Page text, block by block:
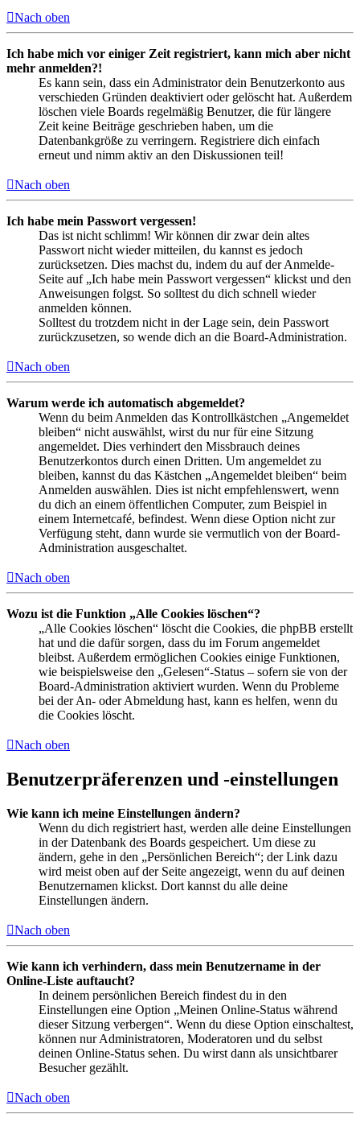
Nach oben
Ich habe mich vor einiger Zeit registriert, kann mich aber nicht
mehr anmelden?!
Es kann sein, dass ein Administrator dein Benutzerkonto aus
verschieden Gründen deaktiviert oder gelöscht hat. Außerdem
löschen viele Boards regelmäßig Benutzer, die für längere
Zeit keine Beiträge geschrieben haben, um die
Datenbankgröße zu verringern. Registriere dich einfach
erneut und nimm aktiv an den Diskussionen teil!
Nach oben
Ich habe mein Passwort vergessen!
Das ist nicht schlimm! Wir können dir zwar dein altes
Passwort nicht wieder mitteilen, du kannst es jedoch
zurücksetzen. Dies machst du, indem du auf der Anmelde-
Seite auf „Ich habe mein Passwort vergessen“ klickst und den
Anweisungen folgst. So solltest du dich schnell wieder
anmelden können.
Solltest du trotzdem nicht in der Lage sein, dein Passwort
zurückzusetzen, so wende dich an die Board-Administration.
Nach oben
Warum werde ich automatisch abgemeldet?
Wenn du beim Anmelden das Kontrollkästchen „Angemeldet
bleiben“ nicht auswählst, wirst du nur für eine Sitzung
angemeldet. Dies verhindert den Missbrauch deines
Benutzerkontos durch einen Dritten. Um angemeldet zu
bleiben, kannst du das Kästchen „Angemeldet bleiben“ beim
Anmelden auswählen. Dies ist nicht empfehlenswert, wenn
du dich an einem öffentlichen Computer, zum Beispiel in
einem Internetcafé, befindest. Wenn diese Option nicht zur
Verfügung steht, dann wurde sie vermutlich von der Board-
Administration ausgeschaltet.
Nach oben
Wozu ist die Funktion „Alle Cookies löschen“?
„Alle Cookies löschen“ löscht die Cookies, die phpBB erstellt
hat und die dafür sorgen, dass du im Forum angemeldet
bleibst. Außerdem ermöglichen Cookies einige Funktionen,
wie beispielsweise den „Gelesen“-Status – sofern sie von der
Board-Administration aktiviert wurden. Wenn du Probleme
bei der An- oder Abmeldung hast, kann es helfen, wenn du
die Cookies löscht.
Nach oben
Benutzerpräferenzen und -einstellungen
Wie kann ich meine Einstellungen ändern?
Wenn du dich registriert hast, werden alle deine Einstellungen
in der Datenbank des Boards gespeichert. Um diese zu
ändern, gehe in den „Persönlichen Bereich“; der Link dazu
wird meist oben auf der Seite angezeigt, wenn du auf deinen
Benutzernamen klickst. Dort kannst du alle deine
Einstellungen ändern.
Nach oben
Wie kann ich verhindern, dass mein Benutzername in der
Online-Liste auftaucht?
In deinem persönlichen Bereich findest du in den
Einstellungen eine Option „Meinen Online-Status während
dieser Sitzung verbergen“. Wenn du diese Option einschaltest,
können nur Administratoren, Moderatoren und du selbst
deinen Online-Status sehen. Du wirst dann als unsichtbarer
Besucher gezählt.
Nach oben